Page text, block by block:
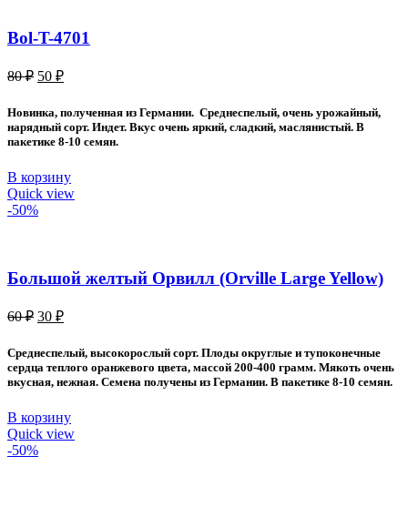
Bol-T-4701
80₽ Первоначальная
80 ₽.
50 ₽Текущая
50 ₽.
Новинка, полученная из Германии. Среднеспелый, очень урожайный,
нарядный сорт. Индет. Вкус очень яркий, сладкий, маслянистый. В
пакетике 8-10 семян.
В корзину
Quick view
-50%
Большой желтый Орвилл (Orville Large Yellow)
60₽ Первоначальная
составляла
60 ₽.
30 ₽Текущая
30 ₽.
Среднеспелый, высокорослый сорт. Плоды округлые и тупоконечные
сердца теплого оранжевого цвета, массой 200-400 грамм. Мякоть очень
вкусная, нежная. Семена получены из Германии. В пакетике 8-10 семян.
В корзину
Quick view
-50%